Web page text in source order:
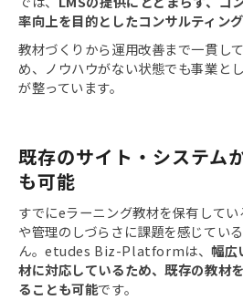
率向上を目的としたコンサルティン
教材づくりから運用改善まで一貫し
め、ノウハウがない状態でも事業と
が整っています。
既存のサイト・システム
も可能
すでにeラーニング教材を保有して
や管理のしづらさに課題を感じてい
ん。etudes Biz-Platformは、幅広
材に対応しているため、既存の教材
ることも可能です。